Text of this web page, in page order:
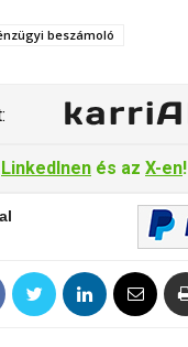
beszámoló
LinkedInen és az X-en!